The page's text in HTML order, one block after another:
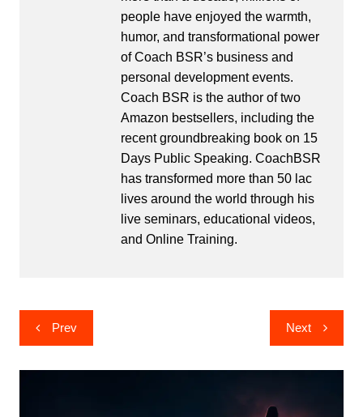
people have enjoyed the warmth,
humor, and transformational power
of Coach BSR’s business and
personal development events.
Coach BSR is the author of two
Amazon bestsellers, including the
recent groundbreaking book on 15
Days Public Speaking. CoachBSR
has transformed more than 50 lac
lives around the world through his
live seminars, educational videos,
and Online Training.
Post
navigation
Prev Next